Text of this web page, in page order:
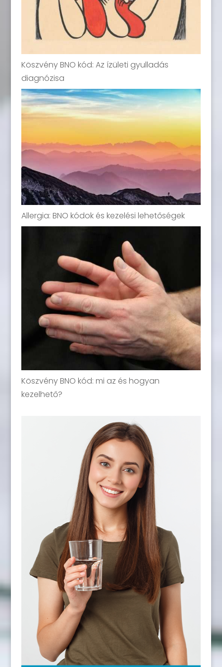
Köszvény BNO kód: Az ízületi gyulladás
diagnózisa
Allergia: BNO kódok és kezelési lehetőségek
Köszvény BNO kód: mi az és hogyan
kezelhető?